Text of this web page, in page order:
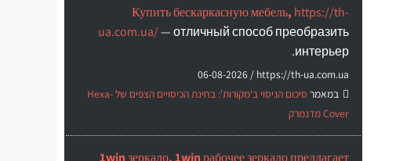
Купить бескаркасную мебель, https://th-
ua.com.ua/— отличный способ преобразить
интерьер.
https://th-ua.com.ua /
06-08-2026
במאמר
סיכום הניסוי ב'מקורות': בחינת הכיסויים הצפים של Hexa-
Cover מדנמרק
1win зеркало, 1win рабочее зеркало предлагает